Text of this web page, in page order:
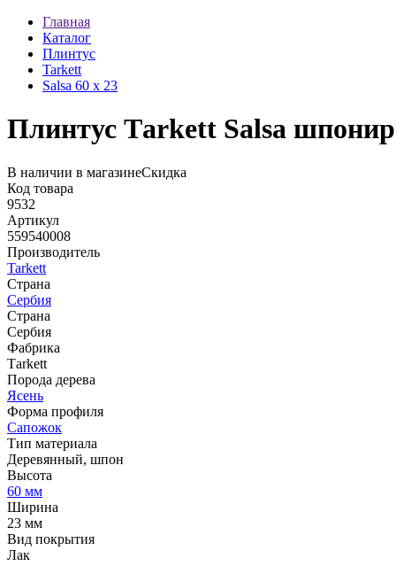
Главная
Каталог
Плинтус
Tarkett
Salsa 60 х 23
Плинтус Тarkett Salsa
В наличии в магазинеСкидка
Код товара
9532
Артикул
559540008
Производитель
Tarkett
Страна
Сербия
Страна
Сербия
Фабрика
Тarkett
Порода дерева
Ясень
Форма профиля
Сапожок
Тип материала
Деревянный, шпон
Высота
60 мм
Ширина
23 мм
Вид покрытия
Лак